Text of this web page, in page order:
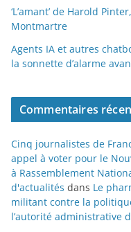
‘L’amant’ de Harold
Montmartre
Agents IA et autres
la sonnette d’alarme
Commentaires
Cinq journalistes de
appel à voter pour le
à Rassemblement
d'actualités dans Le
militant contre la
l’autorité administrative